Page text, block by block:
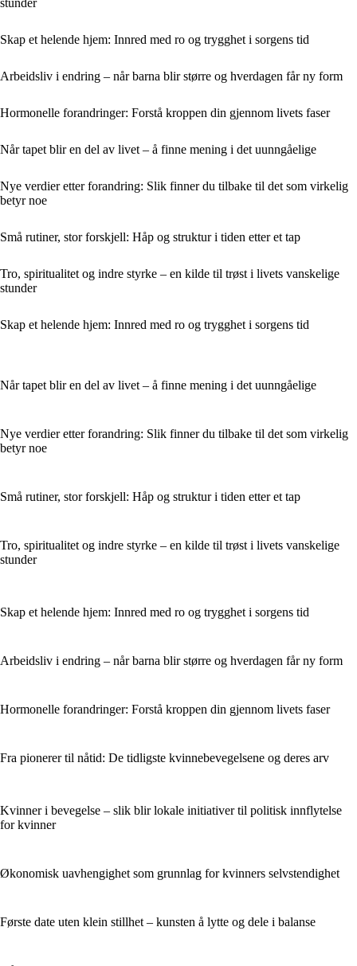
Skap et helende hjem: Innred med ro og trygghet i sorgens tid
Arbeidsliv i endring – når barna blir større og hverdagen får ny form
Hormonelle forandringer: Forstå kroppen din gjennom livets faser
Når tapet blir en del av livet – å finne mening i det uunngåelige
Nye verdier etter forandring: Slik finner du tilbake til det som virkelig
betyr noe
Små rutiner, stor forskjell: Håp og struktur i tiden etter et tap
Tro, spiritualitet og indre styrke – en kilde til trøst i livets vanskelige
stunder
Skap et helende hjem: Innred med ro og trygghet i sorgens tid
Når tapet blir en del av livet – å finne mening i det uunngåelige
Nye verdier etter forandring: Slik finner du tilbake til det som virkelig
betyr noe
Små rutiner, stor forskjell: Håp og struktur i tiden etter et tap
Tro, spiritualitet og indre styrke – en kilde til trøst i livets vanskelige
stunder
Skap et helende hjem: Innred med ro og trygghet i sorgens tid
Arbeidsliv i endring – når barna blir større og hverdagen får ny form
Hormonelle forandringer: Forstå kroppen din gjennom livets faser
Fra pionerer til nåtid: De tidligste kvinnebevegelsene og deres arv
Kvinner i bevegelse – slik blir lokale initiativer til politisk innflytelse
for kvinner
Økonomisk uavhengighet som grunnlag for kvinners selvstendighet
Første date uten klein stillhet – kunsten å lytte og dele i balanse